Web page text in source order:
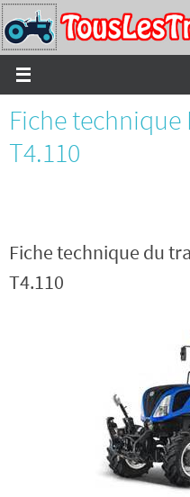
Passer
vers
le
contenu
Fiche
T4.110
Fiche technique du
T4.110